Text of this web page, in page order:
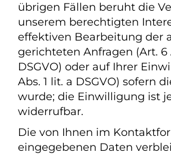
übrigen Fällen beruht die
unserem berechtigten
effektiven Bearbeitung der
gerichteten Anfragen (Art. 6
DSGVO) oder auf Ihrer
Abs. 1 lit. a DSGVO) sofern
wurde; die Einwilligung ist
widerrufbar.
Die von Ihnen im
eingegebenen Daten